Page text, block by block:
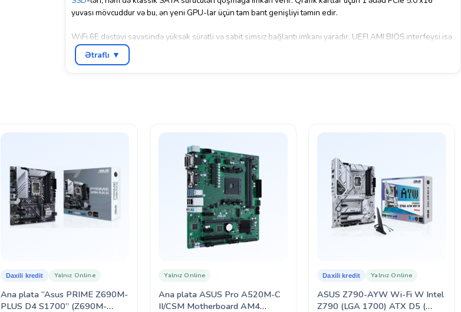
yuvası mövcuddur və bu, ən yeni GPU-lar üçün tam bant genişliyi təmin edir.
WiFi 6E dəstəyi sayəsində yüksək sürətli və sabit simsiz bağlantı imkanı yaradır. UEFI AMI BIOS interfeysi isə
istifadəsi asan və funksional idarəetmə təklif edir. 170×170 mm ölçüsü ilə bu model kompakt sistem
yığımlarında güclü və etibarlı əsas komponent kimi seçilir.
Ətraflı ▼
Ana plata “Asus PRIME Z690M-
PLUS D4 S1700” (Z690M-
Daxili kredit Yalnız Online
Ana plata ASUS Pro A520M-C
II/CSM Motherboard AM4
Yalnız Online
ASUS Z790-AYW Wi-Fi W Intel
Z790 (LGA 1700) ATX D5 (
Daxili kredit Yalnız Online